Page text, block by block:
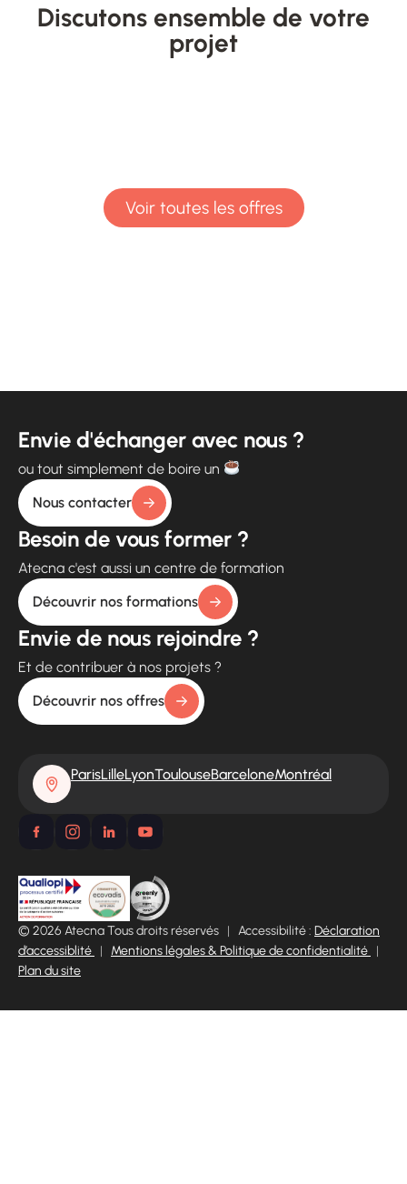
Discutons ensemble de votre
projet
Voir toutes les offres
Envie d'échanger avec nous ?
ou tout simplement de boire un
Nous contacter
Besoin de vous former ?
Atecna c'est aussi un centre de formation
Découvrir nos formations
Envie de nous rejoindre ?
Et de contribuer à nos projets ?
Découvrir nos offres
ParisLilleLyonToulouseBarceloneMontréal
© 2026 Atecna Tous droits réservés | Accessibilité : Déclaration
d’accessiblité | Mentions légales & Politique de confidentialité |
Plan du site